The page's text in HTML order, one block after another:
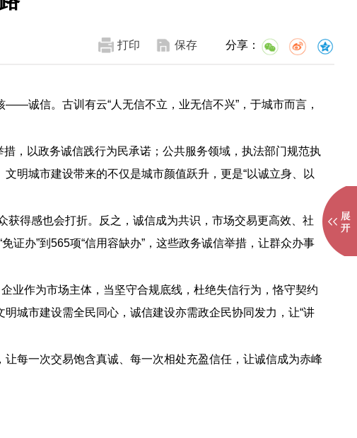
打印 保存 分享：
诚信。古训有云“人无信不立，业无信不兴”，于城市而言，
，以政务诚信践行为民承诺；公共服务领域，执法部门规范执
明城市建设带来的不仅是城市颜值跃升，更是“以诚立身、以
获得感也会打折。反之，诚信成为共识，市场交易更高效、社
办”到565项“信用容缺办”，这些政务诚信举措，让群众办事
业作为市场主体，当坚守合规底线，杜绝失信行为，恪守契约
城市建设需全民同心，诚信建设亦需政企民协同发力，让“讲
每一次交易饱含真诚、每一次相处充盈信任，让诚信成为赤峰